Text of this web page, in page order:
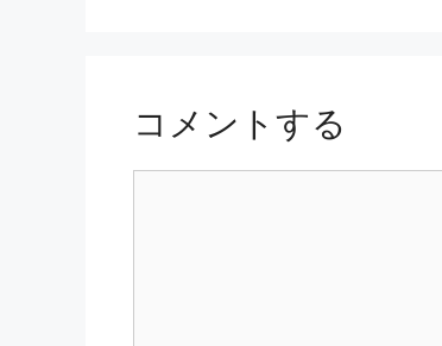
コメントする